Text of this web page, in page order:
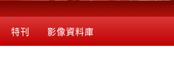
特刊 影像資料庫